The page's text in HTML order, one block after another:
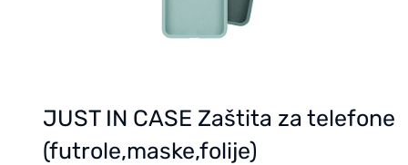
JUST IN CASE Zaštita za telefone
(futrole,maske,folije)